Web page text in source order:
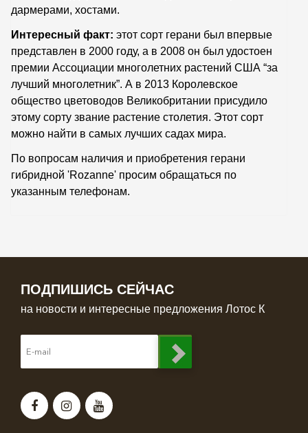
дармерами, хостами.
Интересный факт: этот сорт герани был впервые
представлен в 2000 году, а в 2008 он был удостоен
премии Ассоциации многолетних растений США “за
лучший многолетник”. А в 2013 Королевское
общество цветоводов Великобритании присудило
этому сорту звание растение столетия. Этот сорт
можно найти в самых лучших садах мира.
По вопросам наличия и приобретения герани
гибридной 'Rozanne' просим обращаться по
указанным телефонам.
ПОДПИШИСЬ СЕЙЧАС
на новости и интересные предложения Лотос К